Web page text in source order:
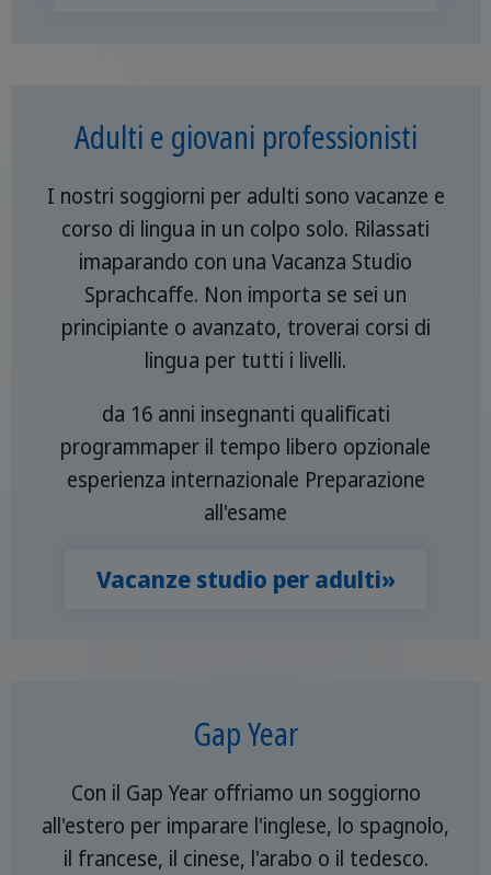
Adulti e giovani professionisti
I nostri soggiorni per adulti sono vacanze e
corso di lingua in un colpo solo. Rilassati
imaparando con una Vacanza Studio
Sprachcaffe. Non importa se sei un
principiante o avanzato, troverai corsi di
lingua per tutti i livelli.
da 16 anni insegnanti qualificati
programmaper il tempo libero opzionale
esperienza internazionale Preparazione
all'esame
Vacanze studio per adulti»
Gap Year
Con il Gap Year offriamo un soggiorno
all'estero per imparare l'inglese, lo spagnolo,
il francese, il cinese, l'arabo o il tedesco.